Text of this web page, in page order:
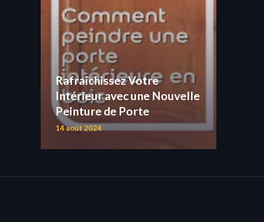
Rafraîchissez Votre
Intérieur avec une Nouvelle
Peinture de Porte
14 août 2024